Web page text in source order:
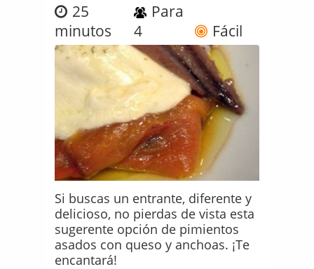
25
minutos
Para
4
Fácil
Si buscas un entrante, diferente y
delicioso, no pierdas de vista esta
sugerente opción de pimientos
asados con queso y anchoas. ¡Te
encantará!